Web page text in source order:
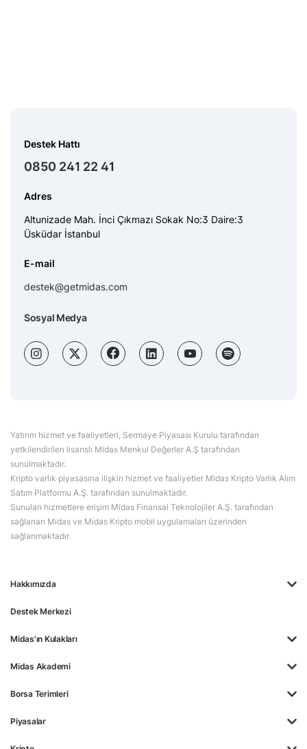
Hakkımızda
Destek Merkezi
Midas'ın Kulakları
Midas Akademi
Borsa Terimleri
Piyasalar
Destek Hattı
0850 241 22 41
Adres
Altunizade Mah. İnci Çıkmazı Sokak No:3 Daire:3
Üsküdar İstanbul
E-mail
destek@getmidas.com
Sosyal Medya
Yatırım hizmet ve faaliyetleri, Sermaye Piyasası Kurulu tarafından
yetkilendirilen lisanslı Midas Menkul Değerler A.Ş tarafından
sunulmaktadır.
Kripto varlık piyasasına ilişkin hizmet ve faaliyetler Midas Kripto Varlık Alım
Satım Platformu A.Ş. tarafından sunulmaktadır.
Sunulan hizmetlere erişim Midas Finansal Teknolojiler A.Ş. tarafından
sağlanan Midas ve Midas Kripto mobil uygulamaları üzerinden
sağlanmaktadır.